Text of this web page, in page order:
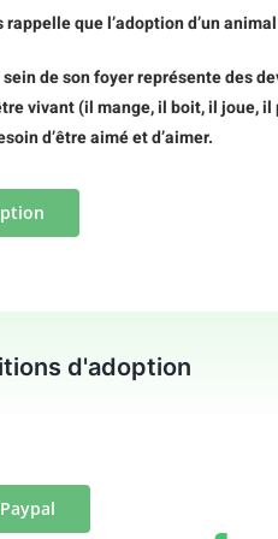
rappelle que l’adoption d’un
de son foyer représente des
vivant (il mange, il boit, il joue,
d’être aimé et d’aimer.
d'adoption